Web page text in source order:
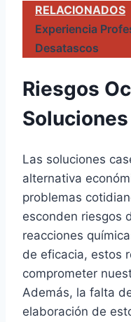
RELACIONADOS
Experiencia
Desatascos
Riesgos
Las soluciones
alternativa
problemas
esconden riesgos
reacciones
de eficacia, estos
comprometer
Además, la falta
elaboración de